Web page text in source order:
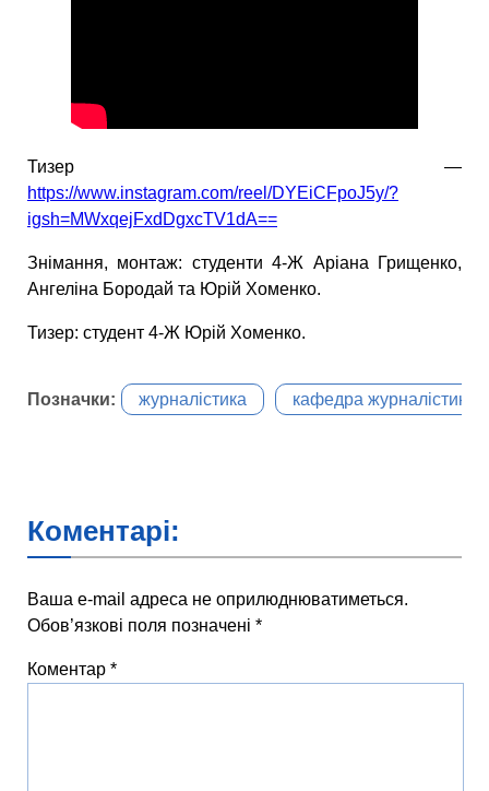
Тизер —
https://www.instagram.com/reel/DYEiCFpoJ5y/?
igsh=MWxqejFxdDgxcTV1dA==
Знімання, монтаж: студенти 4-Ж Аріана Грищенко,
Ангеліна Бородай та Юрій Хоменко.
Тизер: студент 4-Ж Юрій Хоменко.
Позначки: журналістика кафедра журналістики
Коментарі:
Ваша e-mail адреса не оприлюднюватиметься.
Обов’язкові поля позначені *
Коментар *